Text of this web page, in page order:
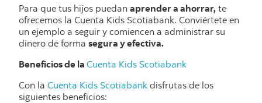
Para que tus hijos puedan aprender a ahorrar, te
ofrecemos la Cuenta Kids Scotiabank. Conviértete en
un ejemplo a seguir y comiencen a administrar su
dinero de forma segura y efectiva.
Beneficios de la Cuenta Kids Scotiabank
Con la Cuenta Kids Scotiabank disfrutas de los
siguientes beneficios: